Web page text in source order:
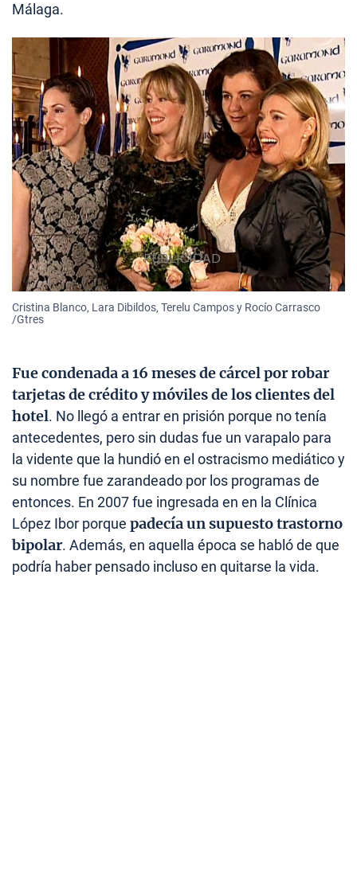
Málaga.
Cristina Blanco, Lara Dibildos, Terelu Campos y Rocío Carrasco
/Gtres
Fue condenada a 16 meses de cárcel por robar
tarjetas de crédito y móviles de los clientes del
hotel. No llegó a entrar en prisión porque no tenía
antecedentes, pero sin dudas fue un varapalo para
la vidente que la hundió en el ostracismo mediático y
su nombre fue zarandeado por los programas de
entonces. En 2007 fue ingresada en en la Clínica
López Ibor porque padecía un supuesto trastorno
bipolar. Además, en aquella época se habló de que
podría haber pensado incluso en quitarse la vida.